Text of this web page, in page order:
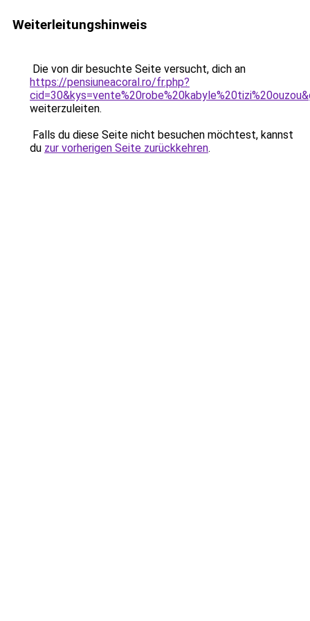
Weiterleitungshinweis
Die von dir besuchte Seite versucht, dich an
https://pensiuneacoral.ro/fr.php?
weiterzuleiten.
Falls du diese Seite nicht besuchen möchtest, kannst
du zur vorherigen Seite zurückkehren.